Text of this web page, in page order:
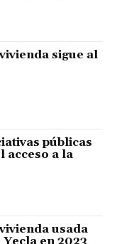
sigue al
públicas
acceso a la
usada